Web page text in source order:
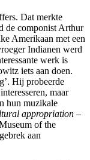
Dat merkte
de componist Arthur
Amerikaan met een
Indianen werd
werk is
iets aan doen.
Hij probeerde
maar
hun muzikale
appropriation –
of the
aan